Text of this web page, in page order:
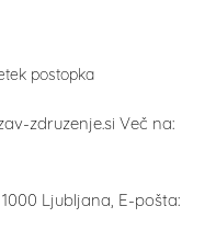
postopka
zdruzenje.si Več na:
Ljubljana, E-pošta: